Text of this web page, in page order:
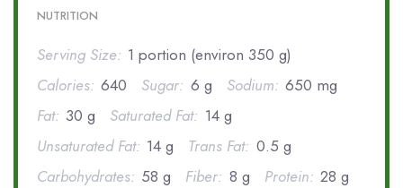
NUTRITION
Serving Size: 1 portion (environ 350 g)
Calories: 640 Sugar: 6 g Sodium: 650 mg
Fat: 30 g Saturated Fat: 14 g
Unsaturated Fat: 14 g Trans Fat: 0.5 g
Carbohydrates: 58 g Fiber: 8 g Protein: 28 g